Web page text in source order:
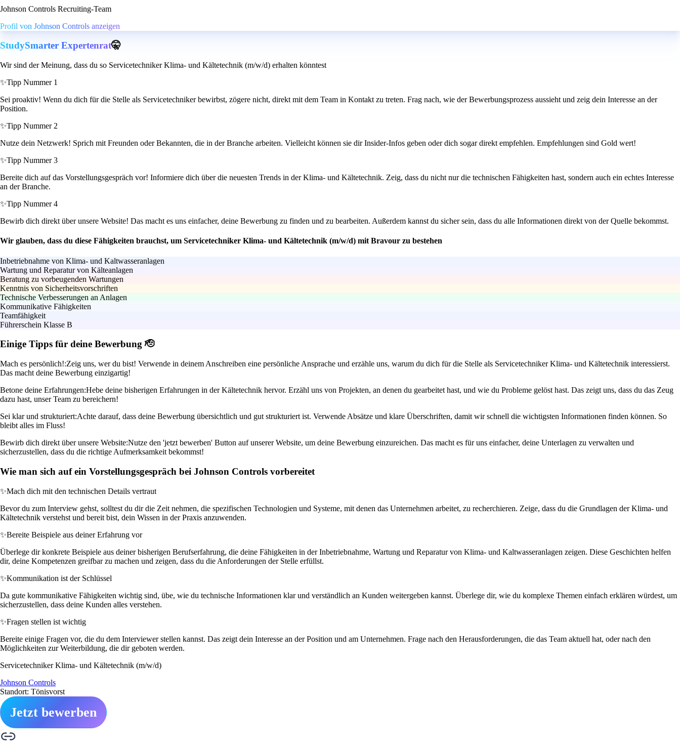
Johnson Controls Recruiting-Team
Profil von Johnson Controls anzeigen
StudySmarter Expertenrat🤫
Wir sind der Meinung, dass du so Servicetechniker Klima- und Kältetechnik (m/w/d) erhalten könntest
✨Tipp Nummer 1
Sei proaktiv! Wenn du dich für die Stelle als Servicetechniker bewirbst, zögere nicht, direkt mit dem Team in Kontakt zu treten. Frag nach, wie der Bewerbungsprozess aussieht und zeig dein Interesse an der
Position.
✨Tipp Nummer 2
Nutze dein Netzwerk! Sprich mit Freunden oder Bekannten, die in der Branche arbeiten. Vielleicht können sie dir Insider-Infos geben oder dich sogar direkt empfehlen. Empfehlungen sind Gold wert!
✨Tipp Nummer 3
Bereite dich auf das Vorstellungsgespräch vor! Informiere dich über die neuesten Trends in der Klima- und Kältetechnik. Zeig, dass du nicht nur die technischen Fähigkeiten hast, sondern auch ein echtes Interesse
an der Branche.
✨Tipp Nummer 4
Bewirb dich direkt über unsere Website! Das macht es uns einfacher, deine Bewerbung zu finden und zu bearbeiten. Außerdem kannst du sicher sein, dass du alle Informationen direkt von der Quelle bekommst.
Wir glauben, dass du diese Fähigkeiten brauchst, um Servicetechniker Klima- und Kältetechnik (m/w/d) mit Bravour zu bestehen
Inbetriebnahme von Klima- und Kaltwasseranlagen
Wartung und Reparatur von Kälteanlagen
Beratung zu vorbeugenden Wartungen
Kenntnis von Sicherheitsvorschriften
Technische Verbesserungen an Anlagen
Kommunikative Fähigkeiten
Teamfähigkeit
Führerschein Klasse B
Einige Tipps für deine Bewerbung 🫡
Mach es persönlich!:Zeig uns, wer du bist! Verwende in deinem Anschreiben eine persönliche Ansprache und erzähle uns, warum du dich für die Stelle als Servicetechniker Klima- und Kältetechnik interessierst.
Das macht deine Bewerbung einzigartig!
Betone deine Erfahrungen:Hebe deine bisherigen Erfahrungen in der Kältetechnik hervor. Erzähl uns von Projekten, an denen du gearbeitet hast, und wie du Probleme gelöst hast. Das zeigt uns, dass du das Zeug
dazu hast, unser Team zu bereichern!
Sei klar und strukturiert:Achte darauf, dass deine Bewerbung übersichtlich und gut strukturiert ist. Verwende Absätze und klare Überschriften, damit wir schnell die wichtigsten Informationen finden können. So
bleibt alles im Fluss!
Bewirb dich direkt über unsere Website:Nutze den 'jetzt bewerben' Button auf unserer Website, um deine Bewerbung einzureichen. Das macht es für uns einfacher, deine Unterlagen zu verwalten und
sicherzustellen, dass du die richtige Aufmerksamkeit bekommst!
Wie man sich auf ein Vorstellungsgespräch bei Johnson Controls vorbereitet
✨Mach dich mit den technischen Details vertraut
Bevor du zum Interview gehst, solltest du dir die Zeit nehmen, die spezifischen Technologien und Systeme, mit denen das Unternehmen arbeitet, zu recherchieren. Zeige, dass du die Grundlagen der Klima- und
Kältetechnik verstehst und bereit bist, dein Wissen in der Praxis anzuwenden.
✨Bereite Beispiele aus deiner Erfahrung vor
Überlege dir konkrete Beispiele aus deiner bisherigen Berufserfahrung, die deine Fähigkeiten in der Inbetriebnahme, Wartung und Reparatur von Klima- und Kaltwasseranlagen zeigen. Diese Geschichten helfen
dir, deine Kompetenzen greifbar zu machen und zeigen, dass du die Anforderungen der Stelle erfüllst.
✨Kommunikation ist der Schlüssel
Da gute kommunikative Fähigkeiten wichtig sind, übe, wie du technische Informationen klar und verständlich an Kunden weitergeben kannst. Überlege dir, wie du komplexe Themen einfach erklären würdest, um
sicherzustellen, dass deine Kunden alles verstehen.
✨Fragen stellen ist wichtig
Bereite einige Fragen vor, die du dem Interviewer stellen kannst. Das zeigt dein Interesse an der Position und am Unternehmen. Frage nach den Herausforderungen, die das Team aktuell hat, oder nach den
Möglichkeiten zur Weiterbildung, die dir geboten werden.
Servicetechniker Klima- und Kältetechnik (m/w/d)
Johnson Controls
Standort: Tönisvorst
Jetzt bewerben